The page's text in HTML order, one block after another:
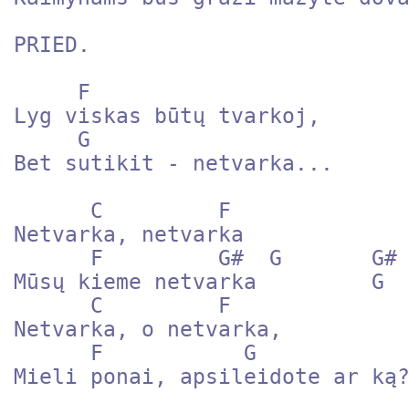
PRIED.
Lyg viskas būtų tvarkoj,
Bet sutikit - netvarka...
Netvarka, netvarka
Mūsų kieme netvarka         G
Netvarka, o netvarka,
Mieli ponai, apsileidote ar ką?